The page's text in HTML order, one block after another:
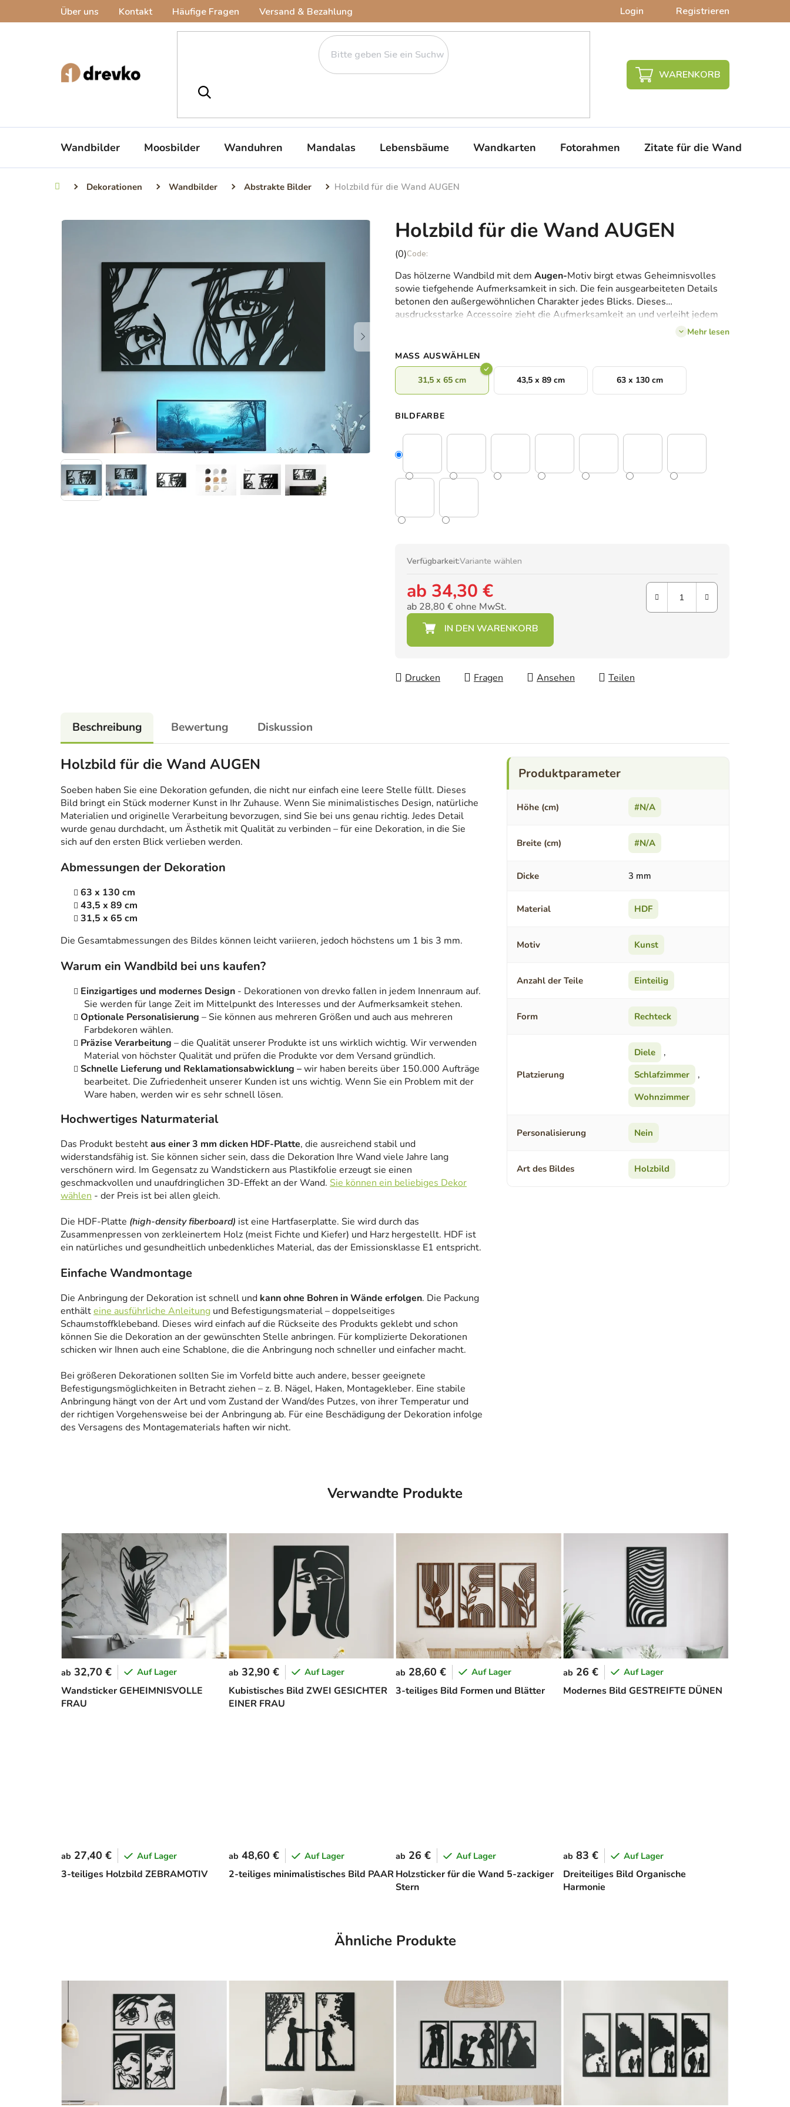
Über uns Kontakt Häufige Fragen Versand & Bezahlung Login Registrieren
WARENKORB
Wandbilder Moosbilder Wanduhren Mandalas Lebensbäume Wandkarten Fotorahmen Zitate für die Wand
StartseiteDekorationen Wandbilder Abstrakte Bilder Holzbild für die Wand AUGEN
Holzbild für die Wand AUGEN
Die
Produktbewertung
ist
0,0
von
(0)
Das hölzerne Wandbild mit dem Augen-Motiv birgt etwas Geheimnisvolles
sowie tiefgehende Aufmerksamkeit in sich. Die fein ausgearbeiteten Details
betonen den außergewöhnlichen Charakter jedes Blicks. Dieses
ausdrucksstarke Accessoire zieht die Aufmerksamkeit an und verleiht jedem
Mehr lesen
MASS AUSWÄHLEN
31,5 x 65 cm 43,5 x 89 cm 63 x 130 cm
BILDFARBE
Verfügbarkeit:Variante wählen
ab 34,30 €
ab 28,80 €ohne MwSt.
Verkaufspreis:
Drucken Fragen Ansehen Teilen
Beschreibung Bewertung Diskussion
Holzbild für die Wand AUGEN
Soeben haben Sie eine Dekoration gefunden, die nicht nur einfach eine leere Stelle füllt. Dieses
Bild bringt ein Stück moderner Kunst in Ihr Zuhause. Wenn Sie minimalistisches Design, natürliche
Materialien und originelle Verarbeitung bevorzugen, sind Sie bei uns genau richtig. Jedes Detail
wurde genau durchdacht, um Ästhetik mit Qualität zu verbinden – für eine Dekoration, in die Sie
sich auf den ersten Blick verlieben werden.
Abmessungen der Dekoration
63 x 130 cm
43,5 x 89 cm
31,5 x 65 cm
Die Gesamtabmessungen des Bildes können leicht variieren, jedoch höchstens um 1 bis 3 mm.
Warum ein Wandbild bei uns kaufen?
Einzigartiges und modernes Design - Dekorationen von drevko fallen in jedem Innenraum auf.
Sie werden für lange Zeit im Mittelpunkt des Interesses und der Aufmerksamkeit stehen.
Optionale Personalisierung – Sie können aus mehreren Größen und auch aus mehreren
Farbdekoren wählen.
Präzise Verarbeitung – die Qualität unserer Produkte ist uns wirklich wichtig. Wir verwenden
Material von höchster Qualität und prüfen die Produkte vor dem Versand gründlich.
Schnelle Lieferung und Reklamationsabwicklung –wir haben bereits über 150.000 Aufträge
bearbeitet. Die Zufriedenheit unserer Kunden ist uns wichtig. Wenn Sie ein Problem mit der
Ware haben, werden wir es sehr schnell lösen.
Hochwertiges Naturmaterial
Das Produkt bestehtaus einer 3 mm dicken HDF-Platte, die ausreichend stabil und
widerstandsfähig ist. Sie können sicher sein, dass die Dekoration Ihre Wand viele Jahre lang
verschönern wird. Im Gegensatz zu Wandstickern aus Plastikfolie erzeugt sie einen
geschmackvollen und unaufdringlichen 3D-Effekt an der Wand. Sie können ein beliebiges Dekor
wählen - der Preis ist bei allen gleich.
Die HDF-Platte (high-density fiberboard) ist eine Hartfaserplatte. Sie wird durch das
Zusammenpressen von zerkleinertem Holz (meist Fichte und Kiefer) und Harz hergestellt. HDF ist
ein natürliches und gesundheitlich unbedenkliches Material, das der Emissionsklasse E1 entspricht.
Einfache Wandmontage
Die Anbringung der Dekoration ist schnell und kann ohne Bohren in Wände erfolgen. Die Packung
enthälteine ausführliche Anleitung und Befestigungsmaterial – doppelseitiges
Schaumstoffklebeband. Dieses wird einfach auf die Rückseite des Produkts geklebt und schon
können Sie die Dekoration an der gewünschten Stelle anbringen. Für komplizierte Dekorationen
schicken wir Ihnen auch eine Schablone, die die Anbringung noch schneller und einfacher macht.
Bei größeren Dekorationen sollten Sie im Vorfeld bitte auch andere, besser geeignete
Befestigungsmöglichkeiten in Betracht ziehen – z. B. Nägel, Haken, Montagekleber. Eine stabile
Anbringung hängt von der Art und vom Zustand der Wand/des Putzes, von ihrer Temperatur und
der richtigen Vorgehensweise bei der Anbringung ab. Für eine Beschädigung der Dekoration infolge
des Versagens des Montagematerials haften wir nicht.
Höhe (cm) #N/A
Breite (cm) #N/A
Dicke 3 mm
Material HDF
Motiv Kunst
Anzahl der Teile Einteilig
Form Rechteck
Platzierung
Diele
,
Schlafzimmer
,
Wohnzimmer
Personalisierung Nein
Art des Bildes Holzbild
Verwandte Produkte
Wandsticker GEHEIMNISVOLLE
FRAU
ab 32,70 € Auf Lager
Kubistisches Bild ZWEI GESICHTER
EINER FRAU
ab 32,90 € Auf Lager
3-teiliges Bild Formen und Blätter
ab 28,60 € Auf Lager
Modernes Bild GESTREIFTE DÜNEN
ab 26 € Auf Lager
3-teiliges Holzbild ZEBRAMOTIV
ab 27,40 € Auf Lager
2-teiliges minimalistisches Bild PAAR
ab 48,60 € Auf Lager
Holzsticker für die Wand 5-zackiger
Stern
ab 26 € Auf Lager
Dreiteiliges Bild Organische
Harmonie
ab 83 € Auf Lager
Ähnliche Produkte